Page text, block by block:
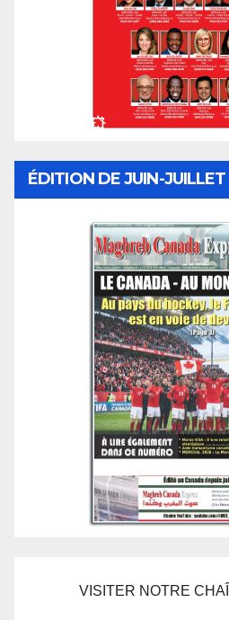
ÉDITION DE JUIN-
VISITER NOTRE